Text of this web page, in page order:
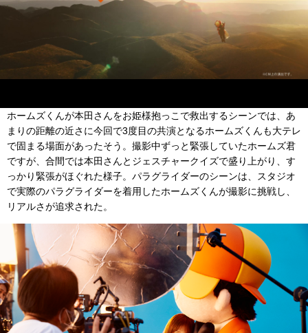
ホームズくんが本田さんをお姫様抱っこで救出するシーンでは、あ
まりの距離の近さに今回で3度目の共演となるホームズくんも大テレ
で固まる場面があったそう。撮影中ずっと緊張していたホームズ君
ですが、合間では本田さんとジェスチャークイズで盛り上がり、す
っかり緊張がほぐれた様子。パラグライダーのシーンは、スタジオ
で実際のパラグライダーを着用したホームズくんが撮影に挑戦し、
リアルさが追求された。